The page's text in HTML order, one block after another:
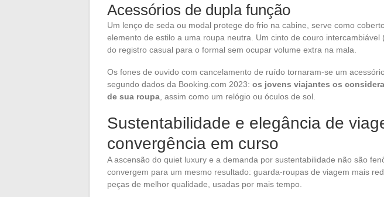
Acessórios de dupla função
Um lenço de seda ou modal protege do frio na cabine, serve como
elemento de estilo a uma roupa neutra. Um cinto de couro intercambiável
do registro casual para o formal sem ocupar volume extra na mala.
Os fones de ouvido com cancelamento de ruído tornaram-se um
segundo dados da Booking.com 2023: os jovens viajantes os
de sua roupa , assim como um relógio ou óculos de sol.
Sustentabilidade e elegância de
convergência em curso
A ascensão do quiet luxury e a demanda por sustentabilidade não são
convergem para um mesmo resultado: guarda-roupas de viagem mais
peças de melhor qualidade, usadas por mais tempo.